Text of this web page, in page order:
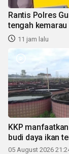
Rantis Polres
tengah kemarau
11 jam lalu
KKP
budi daya ikan
05 August 2026